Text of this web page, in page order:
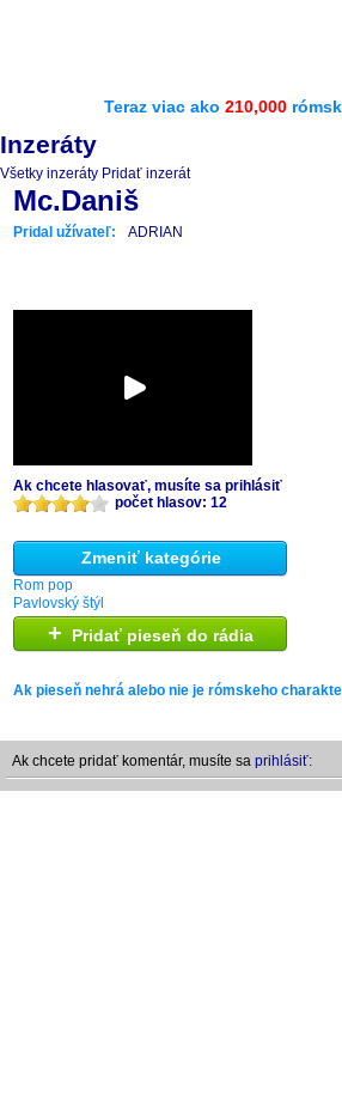
Teraz viac ako 210,000
Inzeráty
Všetky inzeráty Pridať inzerát
Mc.Daniš
Pridal užívateľ: ADRIAN
Ak chcete hlasovať, musíte sa prihlásiť
počet hlasov: 12
Zmeniť kategórie
Rom pop
Pavlovský štýl
+ Pridať pieseň do rádia
Ak pieseň nehrá alebo nie je rómskeho
Ak chcete pridať komentár, musíte sa prihlásiť: